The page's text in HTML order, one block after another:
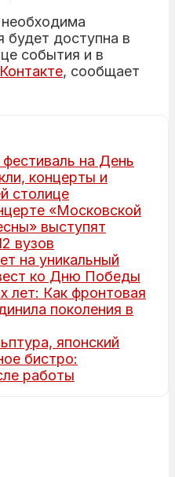
будет доступна в
события и в
, сообщает
на День
концерты и
столице
«Московской
выступят
вузов
на уникальный
ко Дню Победы
лет: Как фронтовая
поколения в
японский
бистро:
работы